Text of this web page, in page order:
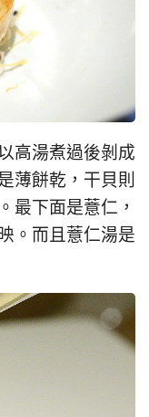
高湯煮過後剝成
薄餅乾，干貝則
最下面是薏仁，
。而且薏仁湯是